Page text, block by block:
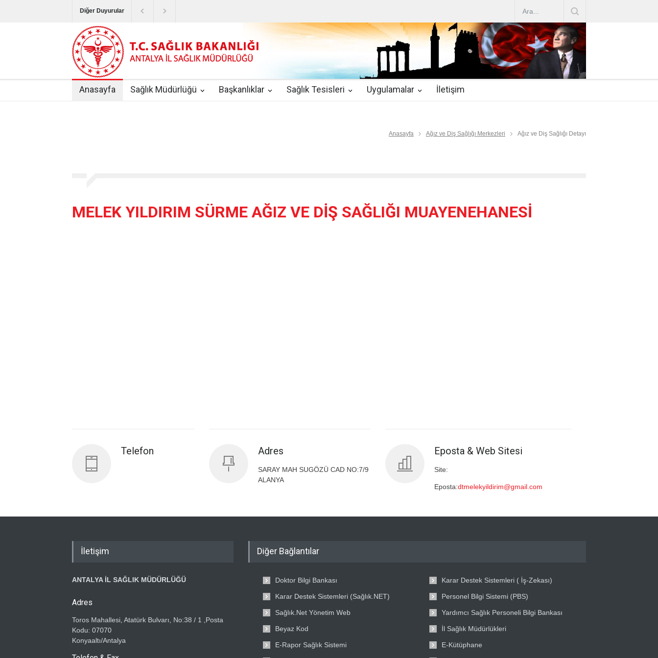
Diğer Duyurular
Bayram Tatilinde Sağlık Hizmetlerinin Sunumu 2019 YILI TEMMUZ AYI DİYALİZ MERKEZLERİ CİHAZ ARTIRIMLARI|2019-07-31
Terapötik Aferez Merkezleri ve Üniteleri Hakkında Yönetmelik Teletıp ve Teleradyoloji Birimi Genelgesi 2019/16 | 2019-07-31
Yoğun Bakım Servislerinde Hasta Ziyareti Uygulamaları Uzman Hekimlerin Pratisyen Hekim Kadrosunda Çalıştırma Talep|2019-06-26
Anasayfa Sağlık Müdürlüğü Başkanlıklar Sağlık Tesisleri Uygulamalar İletişim
Anasayfa Ağız ve Diş Sağlığı Merkezleri Ağız ve Diş Sağlığı Detayı
MELEK YILDIRIM SÜRME AĞIZ VE DİŞ SAĞLIĞI MUAYENEHANESİ
Telefon Adres
SARAY MAH SUGÖZÜ CAD NO:7/9
ALANYA
Eposta & Web Sitesi
Site:
Eposta:dtmelekyildirim@gmail.com
İletişim
ANTALYA İL SAĞLIK MÜDÜRLÜĞÜ
Adres
Toros Mahallesi, Atatürk Bulvarı, No:38 / 1 ,Posta
Kodu: 07070
Konyaaltı/Antalya
Diğer Bağlantılar
Doktor Bilgi Bankası
Karar Destek Sistemleri (Sağlık.NET)
Sağlık.Net Yönetim Web
Beyaz Kod
E-Rapor Sağlık Sistemi
Karar Destek Sistemleri ( İş-Zekası)
Personel Bilgi Sistemi (PBS)
Yardımcı Sağlık Personeli Bilgi Bankası
İl Sağlık Müdürlükleri
E-Kütüphane